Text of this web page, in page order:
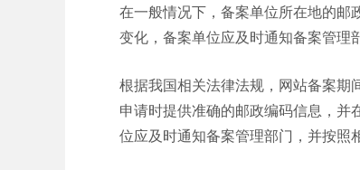
在一般情况下，备案单位所在地的邮
变化，备案单位应及时通知备案管理
根据我国相关法律法规，网站备案期
申请时提供准确的邮政编码信息，
位应及时通知备案管理部门，并按照